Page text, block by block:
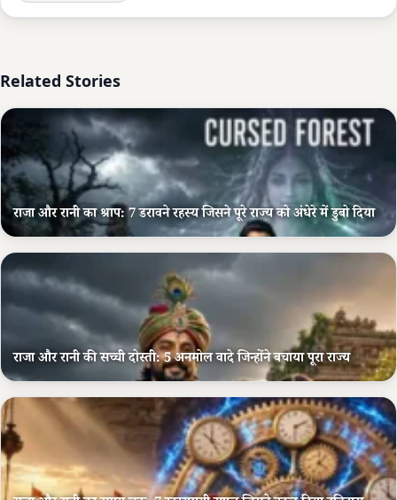
Related Stories
राजा और रानी का श्राप: 7 डरावने रहस्य जिसने पूरे राज्य को अंधेरे में डुबो दिया
राजा और रानी की सच्ची दोस्ती: 5 अनमोल वादे जिन्होंने बचाया पूरा राज्य